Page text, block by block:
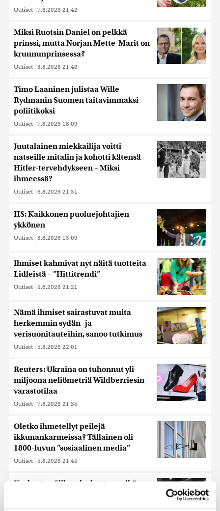
Uutiset | 7.8.2026 21:42
Miksi Ruotsin Daniel on pelkkä
prinssi, mutta Norjan Mette-Marit on
kruununprinsessa?
Uutiset | 3.8.2026 21:46
Timo Laaninen julistaa Wille
Rydmanin Suomen taitavimmaksi
poliitikoksi
Uutiset | 7.8.2026 18:09
Juutalainen miekkailija voitti
natseille mitalin ja kohotti kätensä
Hitler-tervehdykseen – Miksi
ihmeessä?
Uutiset | 6.8.2026 21:31
HS: Kaikkonen puoluejohtajien
ykkönen
Uutiset | 8.8.2026 13:09
Ihmiset kahmivat nyt näitä tuotteita
Lidleistä – ”Hittitrendi”
Uutiset | 5.8.2026 21:21
Nämä ihmiset sairastuvat muita
herkemmin sydän- ja
verisuonitauteihin, sanoo tutkimus
Uutiset | 5.8.2026 22:01
Reuters: Ukraina on tuhonnut yli
miljoona neliömetriä Wildberriesin
varastotilaa
Uutiset | 7.8.2026 21:55
Oletko ihmetellyt peilejä
ikkunankarmeissa? Tällainen oli
1800-luvun ”sosiaalinen media”
Uutiset | 5.8.2026 21:45
Keskustan Siika-aho kertoo, mikä